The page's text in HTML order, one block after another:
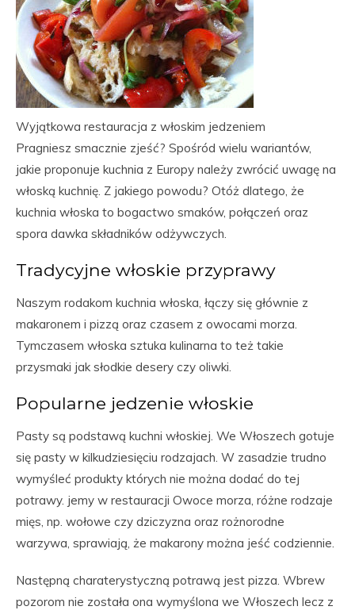
Wyjątkowa restauracja z włoskim jedzeniem
Pragniesz smacznie zjeść? Spośród wielu wariantów,
jakie proponuje kuchnia z Europy należy zwrócić uwagę na
włoską kuchnię. Z jakiego powodu? Otóż dlatego, że
kuchnia włoska to bogactwo smaków, połączeń oraz
spora dawka składników odżywczych.
Tradycyjne włoskie przyprawy
Naszym rodakom kuchnia włoska, łączy się głównie z
makaronem i pizzą oraz czasem z owocami morza.
Tymczasem włoska sztuka kulinarna to też takie
przysmaki jak słodkie desery czy oliwki.
Popularne jedzenie włoskie
Pasty są podstawą kuchni włoskiej. We Włoszech gotuje
się pasty w kilkudziesięciu rodzajach. W zasadzie trudno
wymyśleć produkty których nie można dodać do tej
potrawy. jemy w restauracji Owoce morza, różne rodzaje
mięs, np. wołowe czy dziczyzna oraz rożnorodne
warzywa, sprawiają, że makarony można jeść codziennie.
Następną charaterystyczną potrawą jest pizza. Wbrew
pozorom nie została ona wymyślona we Włoszech lecz z